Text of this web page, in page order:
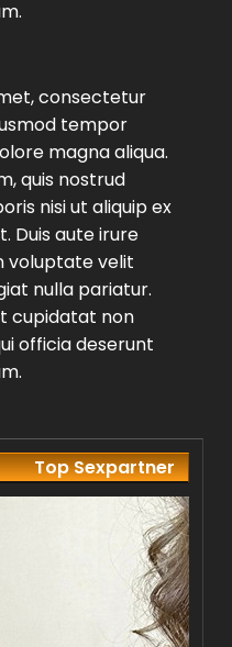
consectetur
tempor
magna aliqua.
quis nostrud
nisi ut aliquip ex
Duis aute irure
voluptate velit
nulla pariatur.
cupidatat non
officia deserunt
Top Sexpartner